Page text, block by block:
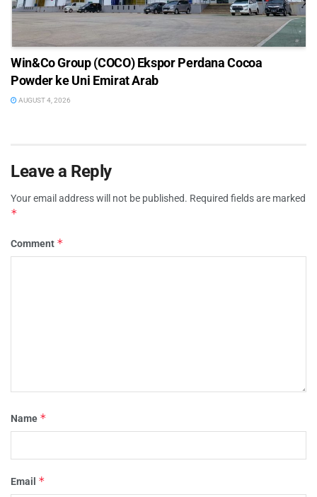
Win&Co Group (COCO) Ekspor Perdana Cocoa
Powder ke Uni Emirat Arab
AUGUST 4, 2026
Leave a Reply
Your email address will not be published. Required fields are marked
*
Comment *
Name *
Email *